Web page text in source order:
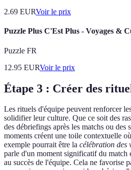
2.69 EURVoir le prix
Puzzle Plus C'Est Plus - Voyages &
Puzzle FR
12.95 EURVoir le prix
Étape 3 : Créer des
Les rituels d'équipe peuvent renforcer
solidifier leur culture. Que ce soit des
des débriefings après les matchs ou des
moments créent une toile contextuelle
exemple pourrait être la célébration des
parle d'un moment significatif du match
au succès de l'équipe. Cela ne favorise